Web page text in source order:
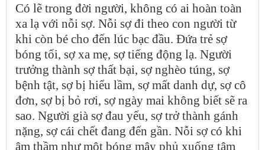
Có lẽ trong đời người, không có ai hoàn toàn
xa lạ với nỗi sợ. Nỗi sợ đi theo con người từ
khi còn bé cho đến lúc bạc đầu. Đứa trẻ sợ
bóng tối, sợ xa mẹ, sợ tiếng động lạ. Người
trưởng thành sợ thất bại, sợ nghèo túng, sợ
bệnh tật, sợ bị hiểu lầm, sợ mất danh dự, sợ cô
đơn, sợ bị bỏ rơi, sợ ngày mai không biết sẽ ra
sao. Người già sợ đau yếu, sợ trở thành gánh
nặng, sợ cái chết đang đến gần. Nỗi sợ có khi
âm thầm như một bóng mây phủ xuống tâm